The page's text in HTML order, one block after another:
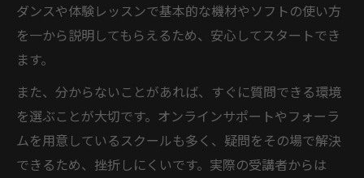
ダンスや体験レッスンで基本的な機材やソフトの使い方
を一から説明してもらえるため、安心してスタートでき
ます。
また、分からないことがあれば、すぐに質問できる環境
を選ぶことが大切です。オンラインサポートやフォーラ
ムを用意しているスクールも多く、疑問をその場で解決
できるため、挫折しにくいです。実際の受講者からは